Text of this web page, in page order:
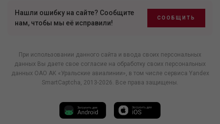
Нашли ошибку на сайте? Сообщите
нам, чтобы мы её исправили!
СООБЩИТЬ
При использовании данного сайта и ввода своих персональных
данных Вы даете свое согласие на обработку своих персональных
данных ОАО АК «Уральские авиалинии», в том числе сервиса Yandex
SmartCaptcha, 2013-2026. Все права защищены.